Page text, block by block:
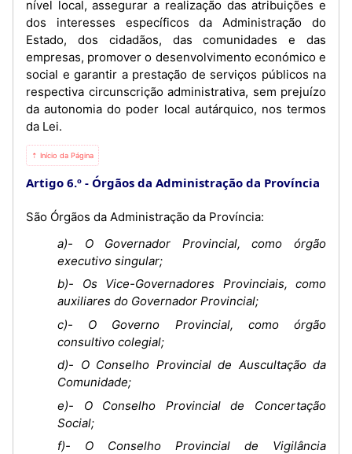
nível local, assegurar a realização das atribuições e
dos interesses específicos da Administração do
Estado, dos cidadãos, das comunidades e das
empresas, promover o desenvolvimento económico e
social e garantir a prestação de serviços públicos na
respectiva circunscrição administrativa, sem prejuízo
da autonomia do poder local autárquico, nos termos
da Lei.
⇡ Início da Página
Artigo 6.º Órgãos da Administração da Província
São Órgãos da Administração da Província:
a)- O Governador Provincial, como órgão
executivo singular;
b)- Os Vice-Governadores Provinciais, como
auxiliares do Governador Provincial;
c)- O Governo Provincial, como órgão
consultivo colegial;
d)- O Conselho Provincial de Auscultação da
Comunidade;
e)- O Conselho Provincial de Concertação
Social;
f)- O Conselho Provincial de Vigilância